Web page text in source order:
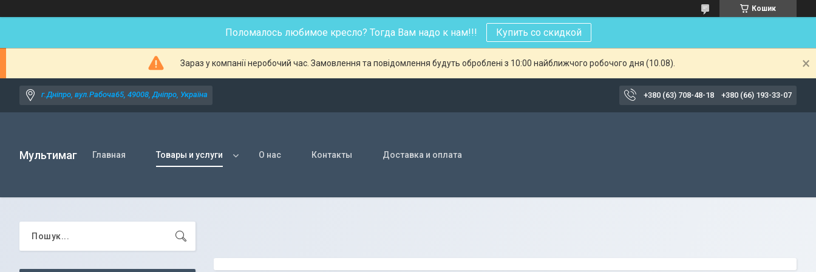
Кошик
Поломалось любимое кресло? Тогда Вам надо к нам!!! Купить со скидкой
Зараз у компанії неробочий час. Замовлення та повідомлення будуть оброблені з 10:00 найближчого робочого дня (10.08).
г.Дніпро, вул.Рабоча65, 49008, Дніпро, Україна +380 (63) 708-48-18 +380 (66) 193-33-07
Мультимаг Главная Товары и услуги О нас Контакты Доставка и оплата